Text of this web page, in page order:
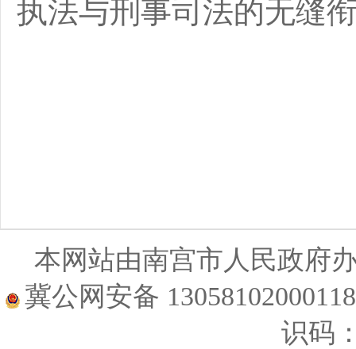
执法与刑事司法的无缝
本网站由南宫市人民政
冀公网安备
识码